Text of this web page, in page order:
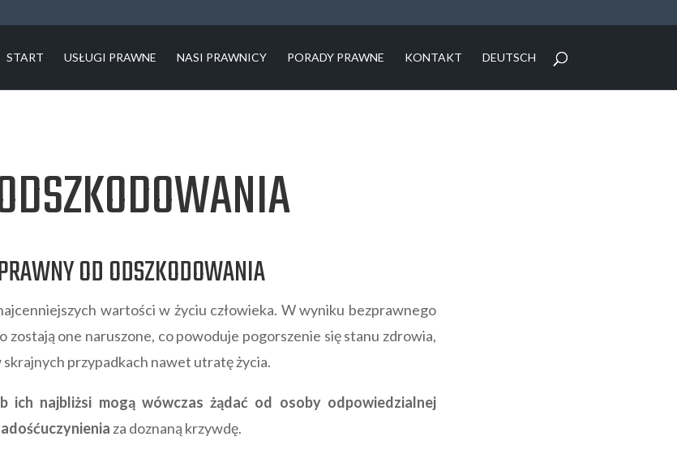
START USŁUGI PRAWNE NASI PRAWNICY PORADY PRAWNE KONTAKT DEUTSCH
OD ODSZKODOWANIA
wartości w życiu człowieka. W wyniku bezprawnego
zostają one naruszone, co powoduje pogorszenie się stanu zdrowia,
skrajnych przypadkach nawet utratę życia.
ich najbliżsi mogą wówczas żądać od osoby odpowiedzialnej
za doznaną krzywdę.